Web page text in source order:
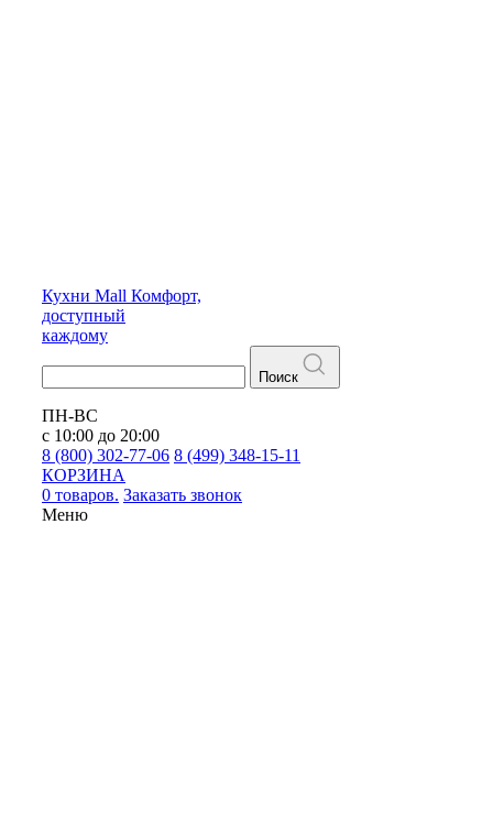
Кухни Mall Комфорт,
доступный
каждому
Поиск
ПН-ВС
с 10:00 до 20:00
8 (800) 302-77-06 8 (499) 348-15-11
КОРЗИНА
0 товаров. Заказать звонок
Меню